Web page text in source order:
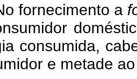
fornecimento a
consumida,
e metade